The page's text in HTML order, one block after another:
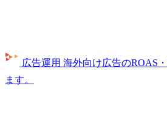
広告運用 海外向け広告のROAS
ます。